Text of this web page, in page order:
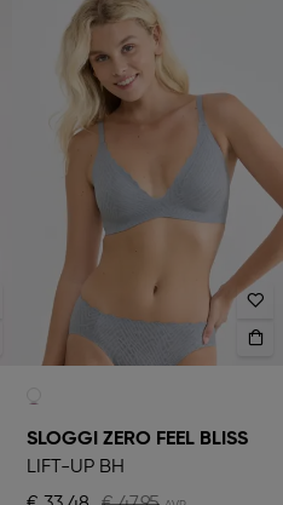
SLOGGI ZERO FEEL BLISS
LIFT-UP BH